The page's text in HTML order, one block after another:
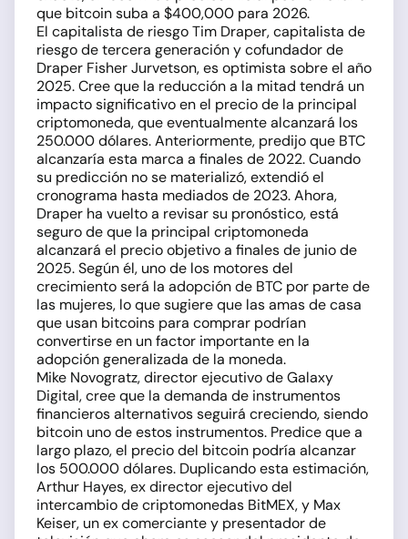
que bitcoin suba a $400,000 para 2026.
El capitalista de riesgo Tim Draper, capitalista de
riesgo de tercera generación y cofundador de
Draper Fisher Jurvetson, es optimista sobre el año
2025. Cree que la reducción a la mitad tendrá un
impacto significativo en el precio de la principal
criptomoneda, que eventualmente alcanzará los
250.000 dólares. Anteriormente, predijo que BTC
alcanzaría esta marca a finales de 2022. Cuando
su predicción no se materializó, extendió el
cronograma hasta mediados de 2023. Ahora,
Draper ha vuelto a revisar su pronóstico, está
seguro de que la principal criptomoneda
alcanzará el precio objetivo a finales de junio de
2025. Según él, uno de los motores del
crecimiento será la adopción de BTC por parte de
las mujeres, lo que sugiere que las amas de casa
que usan bitcoins para comprar podrían
convertirse en un factor importante en la
adopción generalizada de la moneda.
Mike Novogratz, director ejecutivo de Galaxy
Digital, cree que la demanda de instrumentos
financieros alternativos seguirá creciendo, siendo
bitcoin uno de estos instrumentos. Predice que a
largo plazo, el precio del bitcoin podría alcanzar
los 500.000 dólares. Duplicando esta estimación,
Arthur Hayes, ex director ejecutivo del
intercambio de criptomonedas BitMEX, y Max
Keiser, un ex comerciante y presentador de